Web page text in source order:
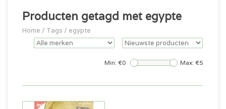
Producten getagd met egypte
Home / Tags / egypte
Min: €0 Max: €5